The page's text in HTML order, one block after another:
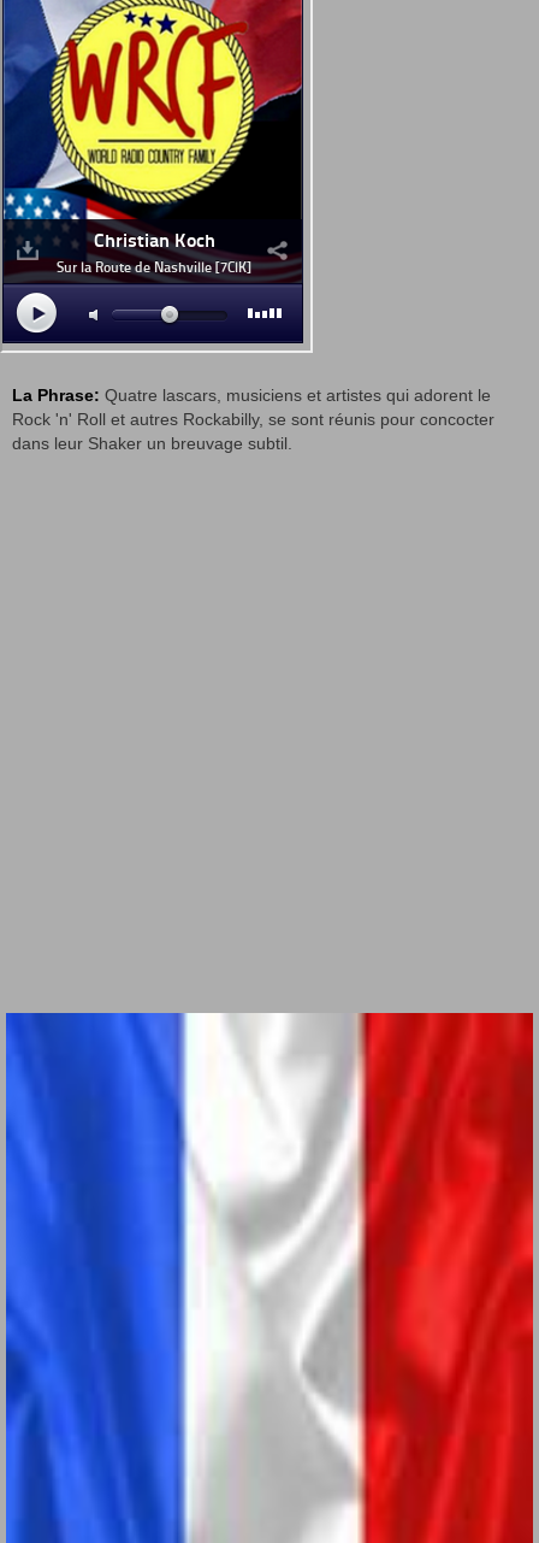
La Phrase: Quatre lascars, musiciens et artistes qui adorent le
Rock 'n' Roll et autres Rockabilly, se sont réunis pour concocter
dans leur Shaker un breuvage subtil.